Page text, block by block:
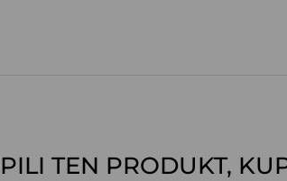
TEN PRODUKT,
SZYBKI PODGLĄD